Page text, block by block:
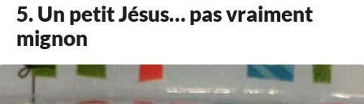
5. Un petit Jésus… pas vraiment
mignon